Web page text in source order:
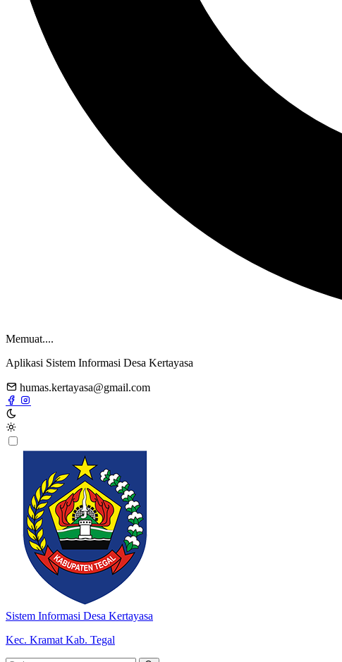
Memuat....
Aplikasi Sistem Informasi Desa Kertayasa
humas.kertayasa@gmail.com
Sistem Informasi Desa Kertayasa
Kec. Kramat Kab. Tegal